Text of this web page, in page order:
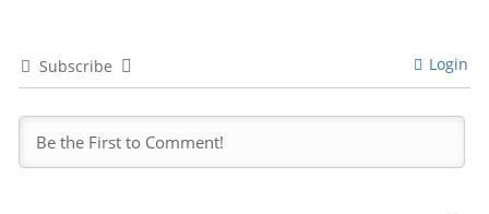
Subscribe Login